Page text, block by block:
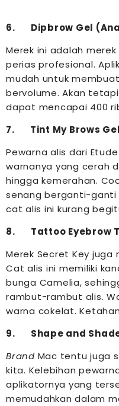
6. Dipbrow Gel
Merek ini adalah
perias profesional.
mudah untuk
bervolume. Akan
dapat mencapai 400
7. Tint My Brows
Pewarna alis dari
warnanya yang cerah
hingga kemerahan.
senang berganti-ganti
cat alis ini kurang
8. Tattoo Eyebrow
Merek Secret Key juga
Cat alis ini memiliki
bunga Camelia,
rambut-rambut alis.
warna cokelat.
9. Shape and
Brand Mac tentu juga
kita. Kelebihan
aplikatornya yang
memudahkan dalam